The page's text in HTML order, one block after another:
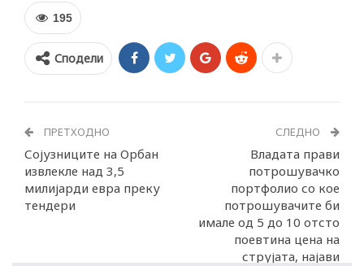
195
Сподели
ПРЕТХОДНО
Сојузниците на Орбан
извлекле над 3,5
милијарди евра преку
тендери
СЛЕДНО
Владата прави
потрошувачко
портфолио со кое
потрошувачите би
имале од 5 до 10 отсто
поевтина цена на
струјата, најави